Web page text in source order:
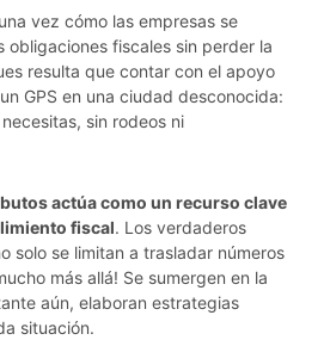
vez cómo las empresas se
obligaciones fiscales sin perder la
resulta que contar con el apoyo
GPS en una ciudad desconocida:
sin rodeos ni
actúa como un recurso clave
fiscal. Los verdaderos
solo se limitan a trasladar números
más allá! Se sumergen en la
aún, elaboran estrategias
situación.